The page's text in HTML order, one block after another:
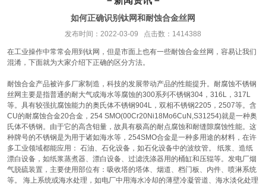
如何正确识别钛网和耐蚀合金丝网
发布时间：2022-03-09 点击数：1414388
在工业操作中常常会用到钛网，但是市面上也有一些耐蚀合金丝网，容易让我们
混淆，下面就为大家介绍下正确的区分方法。
耐蚀合金产品被许多厂家制造，科技的发展带动产品的性能提升。耐腐蚀不锈钢
丝网主要是指普通的耐大气或海水等腐蚀的300系列不锈钢304，316L，317L
等。具有较强抗腐蚀能力的奥氏体不锈钢904L，双相不锈钢2205，2507等。含
CU的耐腐蚀合金20合金，254 SMO(00Cr20Ni18Mo6CuN,S31254)就是一种奥
氏体不锈钢。由于它的高含钼量，故具有极高的耐点腐蚀和耐缝隙腐蚀性能。这
种牌号的不锈钢是为用于诸如海水等，254SMO合金是一种多用途的材料，在许
多工业领域都能应用： 石油、石化设备，如石化设备中的波纹管。 纸浆、造纸
漂白设备，如纸浆蒸煮器、漂白设备、过滤洗涤器用的桶缸和压辊等。发电厂烟
气脱硫装置，主要使用部位有：吸收塔的塔体、烟道、档门板、内件、喷淋系统
等。 海上系统或海水处理，如电厂中用海水冷却的薄壁冷凝管道、海水淡化处理